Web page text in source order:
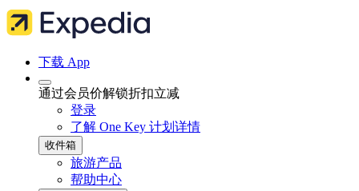
下载 App
通过会员价解锁折扣立减
登录
了解 One Key 计划详情
收件箱
旅游产品
帮助中心